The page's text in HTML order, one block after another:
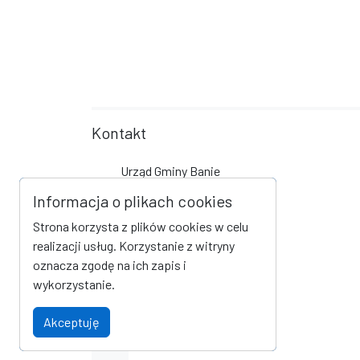
Kontakt
Urząd Gminy Banie
74-110 Banie
tel +48 91 506 70 00
fax +48 91 416 63 53
Social Media
Link do profilu na Facebook
Informacja o plikach cookies
Strona korzysta z plików cookies w celu
realizacji usług. Korzystanie z witryny
oznacza zgodę na ich zapis i
wykorzystanie.
Akceptuję